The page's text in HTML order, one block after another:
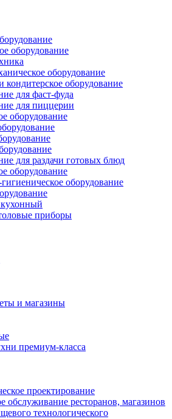
оборудование
оборудование
кондитерское оборудование
для фаст-фуда
для пиццерии
оборудование
для раздачи готовых блюд
оборудование
оборудование
приборы
и магазины
премиум-класса
проектирование
обслуживание ресторанов, магазинов
технологического